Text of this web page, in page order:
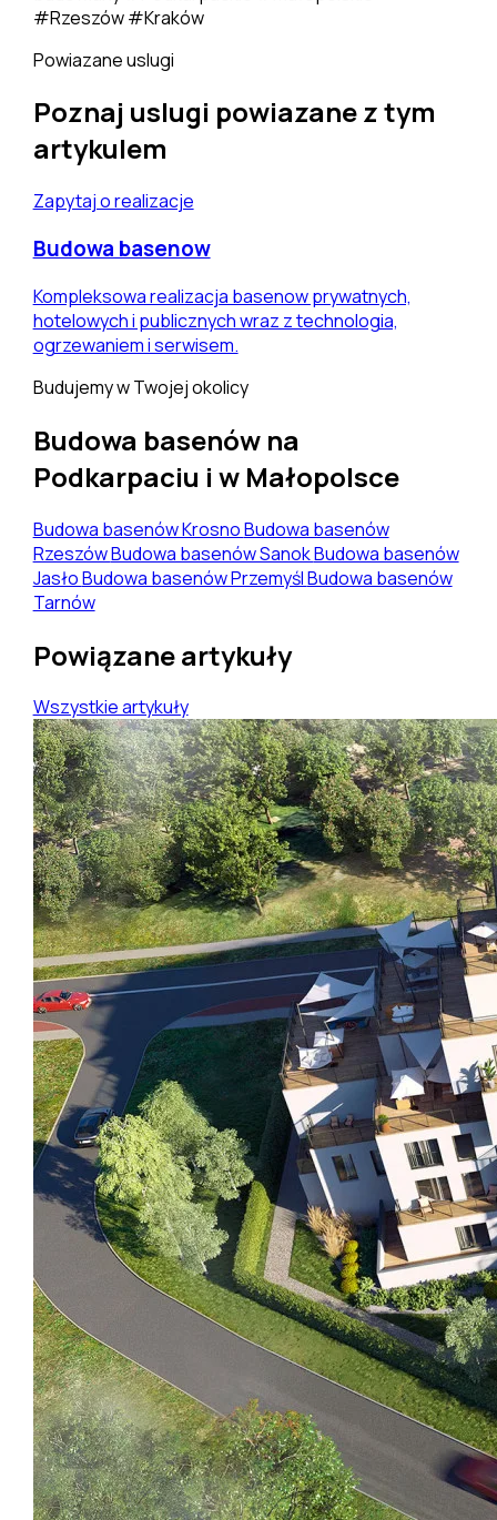
#Rzeszów#Kraków
Powiazane uslugi
Poznaj uslugi powiazane z tym
artykulem
Zapytaj o realizacje
Budowa basenow
Kompleksowa realizacja basenow prywatnych,
hotelowych i publicznych wraz z technologia,
ogrzewaniem i serwisem.
Budujemy w Twojej okolicy
Budowa basenów na
Podkarpaciu i w Małopolsce
Budowa basenów KrosnoBudowa basenów
RzeszówBudowa basenów SanokBudowa basenów
JasłoBudowa basenów PrzemyślBudowa basenów
Tarnów
Powiązane artykuły
Wszystkie artykuły